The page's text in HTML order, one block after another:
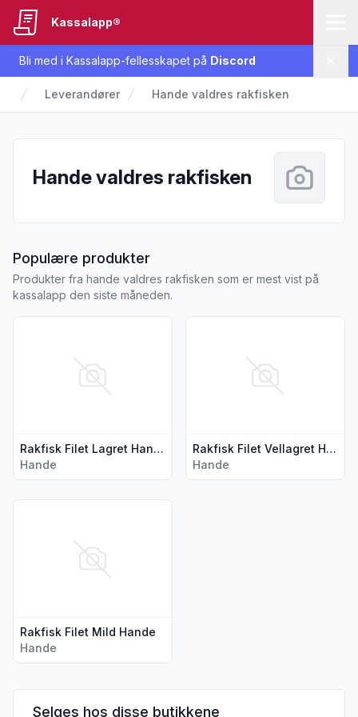
Bli med i Kassalapp-fellesskapet på Discord
Kassalapp®
Leverandører Hande valdres rakfisken
Hande valdres rakfisken
Populære produkterfra Hande valdres rakfisken
Produkter fra hande valdres rakfisken som er mest vist på
kassalapp den siste måneden.
Rakfisk Filet Lagret Hande
Hande
Rakfisk Filet Vellagret Hande
Hande
Rakfisk Filet Mild Hande
Hande
Vis flere detaljer for produktet "Rakfisk Filet Mild Hande"
Selges hos disse butikkene